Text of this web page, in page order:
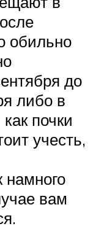
обильно
до
либо в
почки
учесть,
намного
вам